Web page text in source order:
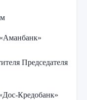
Председателя
Кредобанк»